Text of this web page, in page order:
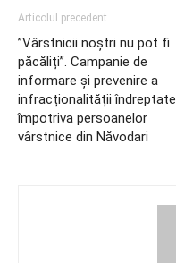
Articolul precedent
”Vârstnicii noștri nu pot fi
păcăliți”. Campanie de
informare și prevenire a
infracționalității îndreptate
împotriva persoanelor
vârstnice din Năvodari